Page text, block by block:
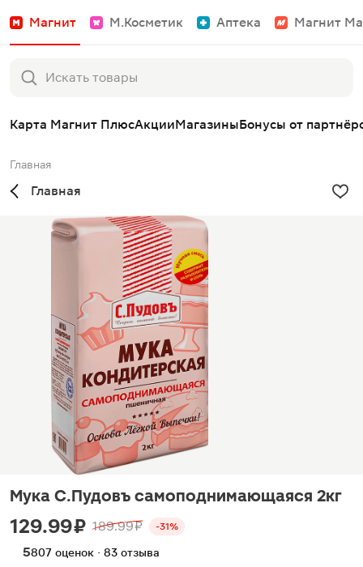
Магнит М.Косметик Аптека Магнит
Карта Магнит ПлюсАкцииМагазиныБонусы от
Главная
Главная
Мука С.Пудовъ самоподнимающаяся 2кг
129.99 ₽ 189.99 ₽ -31%
5807 оценок · 83 отзыва